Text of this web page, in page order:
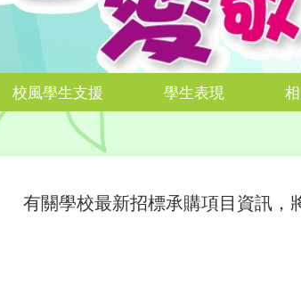
校風學生支援 學生表現
有關學校最新招標承購項目資訊，